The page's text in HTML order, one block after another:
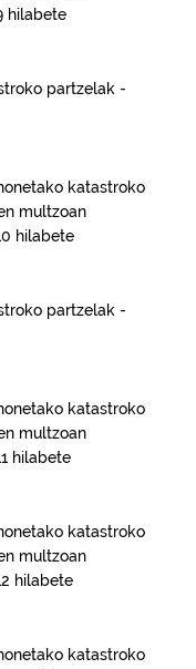
hilabete
partzelak -
katastroko
multzoan
hilabete
partzelak -
katastroko
multzoan
hilabete
katastroko
multzoan
hilabete
katastroko